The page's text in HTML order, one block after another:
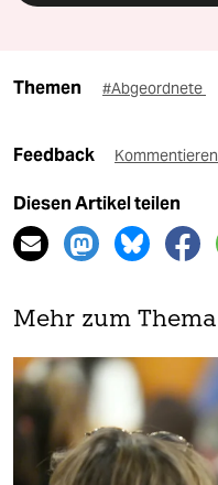
Themen #Abgeordnete
Feedback Kommentieren
Diesen Artikel teilen
Mehr zum Thema